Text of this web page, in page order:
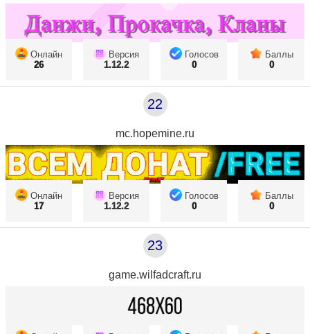
Онлайн
26
Версия
1.12.2
Голосов
0
Баллы
0
22
mc.hopemine.ru
Онлайн
17
Версия
1.12.2
Голосов
0
Баллы
0
23
game.wilfadcraft.ru